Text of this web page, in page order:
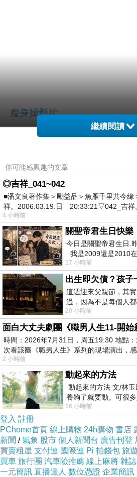
瘦身操影片
?
?
?
繼續閱讀
你可能感興趣的文章
◎吉祥_041~042
■潘文良著作集＞勵益品＞魚雁千里共今
祥。2006.03.19.日 20:33:21▽042_吉
4 小時前
關聖帝君生日快樂
今日是關聖帝君生日.
我是2009還是2010
一個奇摩交友的網友學
17 小時前
這週迎來父親節，其
過，因為不是每個人
節的，平時也沒什麼儀
20 小時前
面白大丈夫劇團《職男人生11-開始
時間：2026年7月31日，周五19:30 地點
次看該團《職男人生》系列的現場演出，
2 小時前
動起來的方法
動起來的方法 文/
養夠了就要動。可很
16 小時前
登入 註冊
PChome首頁 線上購物 24h購物 書店
新聞 /氣象 股市 個人新聞台 廣告刊登
買賣租屋 支付連 國際連 Pi 拍錢包 旅遊
買車 旅行團 汽車險推薦 線上麻將 雜誌
一元簡訊 直播達人 數位憑證 企業簡訊